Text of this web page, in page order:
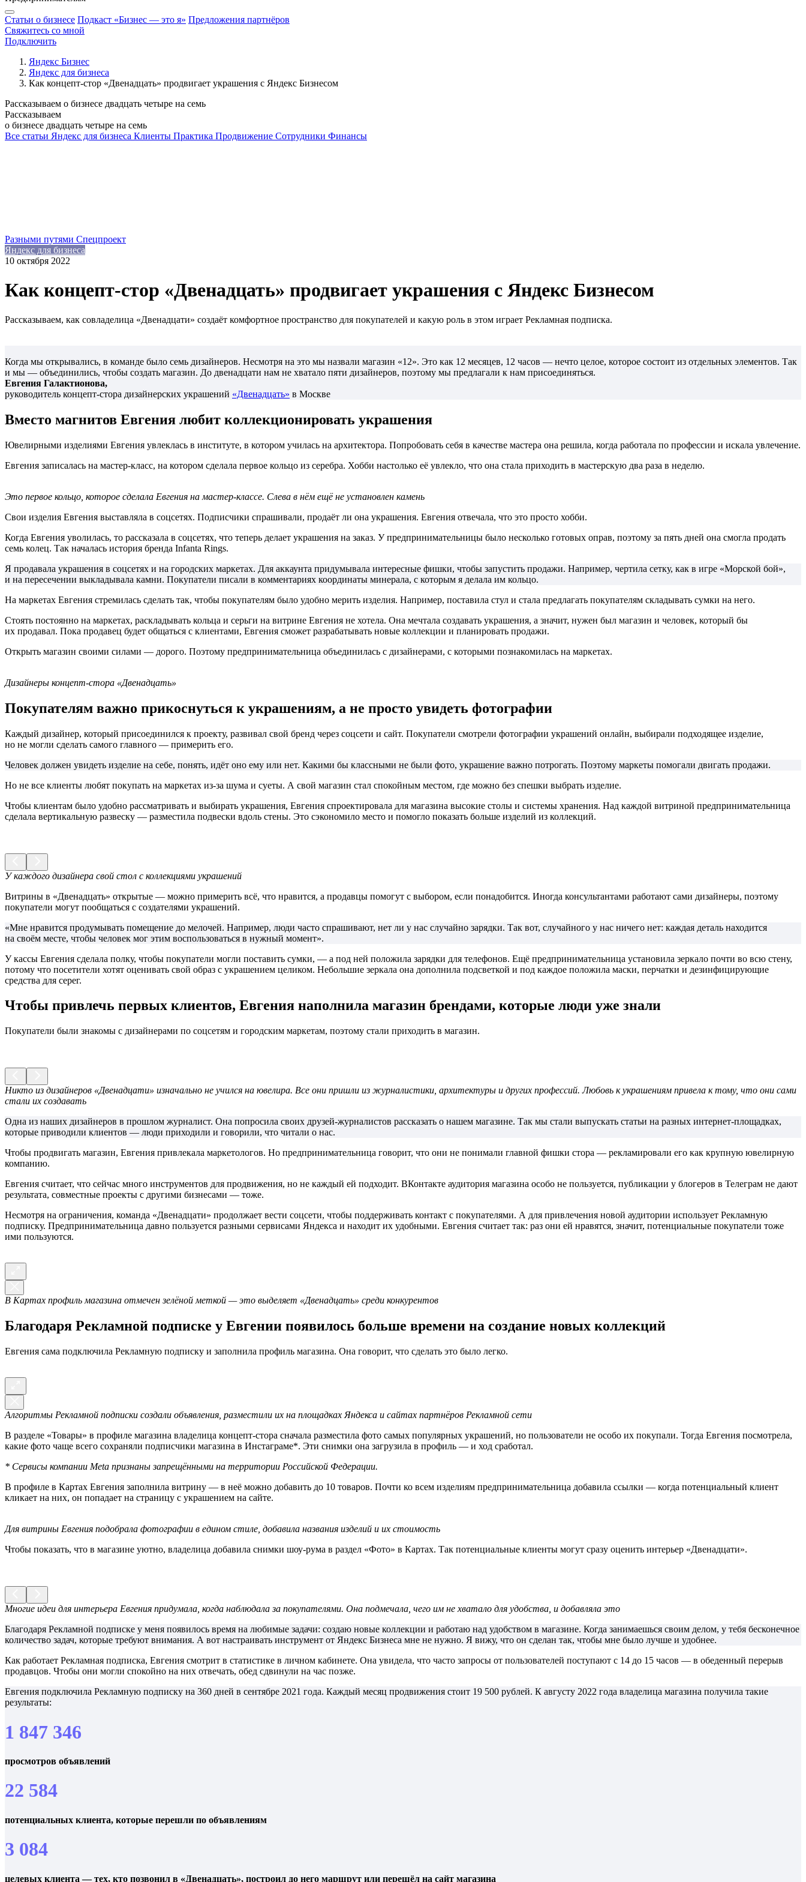
Статьи о бизнесе Подкаст «Бизнес — это я» Предложения партнёров
Свяжитесь со мной
Подключить
Яндекс Бизнес
Яндекс для бизнеса
Как концепт-стор «Двенадцать» продвигает украшения с Яндекс Бизнесом
Рассказываем о бизнесе двадцать четыре на семь
Рассказываем
о бизнесе двадцать четыре на семь
Все статьи Яндекс для бизнеса Клиенты Практика Продвижение Сотрудники Финансы
Разными путями Спецпроект
Яндекс для бизнеса
10 октября 2022
Как концепт-стор «Двенадцать» продвигает украшения с Яндекс Бизнесом
Рассказываем, как совладелица «Двенадцати» создаёт комфортное пространство для покупателей и какую роль в этом играет Рекламная подписка.
Когда мы открывались, в команде было семь дизайнеров. Несмотря на это мы назвали магазин «12». Это как 12 месяцев, 12 часов — нечто целое, которое состоит из отдельных элементов. Так
и мы — объединились, чтобы создать магазин. До двенадцати нам не хватало пяти дизайнеров, поэтому мы предлагали к нам присоединяться.
Евгения Галактионова,
руководитель концепт-стора дизайнерских украшений «Двенадцать» в Москве
Вместо магнитов Евгения любит коллекционировать украшения
Ювелирными изделиями Евгения увлеклась в институте, в котором училась на архитектора. Попробовать себя в качестве мастера она решила, когда работала по профессии и искала увлечение.
Евгения записалась на мастер-класс, на котором сделала первое кольцо из серебра. Хобби настолько её увлекло, что она стала приходить в мастерскую два раза в неделю.
Это первое кольцо, которое сделала Евгения на мастер-классе. Слева в нём ещё не установлен камень
Свои изделия Евгения выставляла в соцсетях. Подписчики спрашивали, продаёт ли она украшения. Евгения отвечала, что это просто хобби.
Когда Евгения уволилась, то рассказала в соцсетях, что теперь делает украшения на заказ. У предпринимательницы было несколько готовых оправ, поэтому за пять дней она смогла продать
семь колец. Так началась история бренда Infanta Rings.
Я продавала украшения в соцсетях и на городских маркетах. Для аккаунта придумывала интересные фишки, чтобы запустить продажи. Например, чертила сетку, как в игре «Морской бой»,
и на пересечении выкладывала камни. Покупатели писали в комментариях координаты минерала, с которым я делала им кольцо.
На маркетах Евгения стремилась сделать так, чтобы покупателям было удобно мерить изделия. Например, поставила стул и стала предлагать покупателям складывать сумки на него.
Стоять постоянно на маркетах, раскладывать кольца и серьги на витрине Евгения не хотела. Она мечтала создавать украшения, а значит, нужен был магазин и человек, который бы
их продавал. Пока продавец будет общаться с клиентами, Евгения сможет разрабатывать новые коллекции и планировать продажи.
Открыть магазин своими силами — дорого. Поэтому предпринимательница объединилась с дизайнерами, с которыми познакомилась на маркетах.
Дизайнеры концепт-стора «Двенадцать»
Покупателям важно прикоснуться к украшениям, а не просто увидеть фотографии
Каждый дизайнер, который присоединился к проекту, развивал свой бренд через соцсети и сайт. Покупатели смотрели фотографии украшений онлайн, выбирали подходящее изделие,
но не могли сделать самого главного — примерить его.
Человек должен увидеть изделие на себе, понять, идёт оно ему или нет. Какими бы классными не были фото, украшение важно потрогать. Поэтому маркеты помогали двигать продажи.
Но не все клиенты любят покупать на маркетах из-за шума и суеты. А свой магазин стал спокойным местом, где можно без спешки выбрать изделие.
Чтобы клиентам было удобно рассматривать и выбирать украшения, Евгения спроектировала для магазина высокие столы и системы хранения. Над каждой витриной предпринимательница
сделала вертикальную развеску — разместила подвески вдоль стены. Это сэкономило место и помогло показать больше изделий из коллекций.
У каждого дизайнера свой стол с коллекциями украшений
Витрины в «Двенадцать» открытые — можно примерить всё, что нравится, а продавцы помогут с выбором, если понадобится. Иногда консультантами работают сами дизайнеры, поэтому
покупатели могут пообщаться с создателями украшений.
«Мне нравится продумывать помещение до мелочей. Например, люди часто спрашивают, нет ли у нас случайно зарядки. Так вот, случайного у нас ничего нет: каждая деталь находится
на своём месте, чтобы человек мог этим воспользоваться в нужный момент».
У кассы Евгения сделала полку, чтобы покупатели могли поставить сумки, — а под ней положила зарядки для телефонов. Ещё предпринимательница установила зеркало почти во всю стену,
потому что посетители хотят оценивать свой образ с украшением целиком. Небольшие зеркала она дополнила подсветкой и под каждое положила маски, перчатки и дезинфицирующие
средства для серег.
Чтобы привлечь первых клиентов, Евгения наполнила магазин брендами, которые люди уже знали
Покупатели были знакомы с дизайнерами по соцсетям и городским маркетам, поэтому стали приходить в магазин.
Никто из дизайнеров «Двенадцати» изначально не учился на ювелира. Все они пришли из журналистики, архитектуры и других профессий. Любовь к украшениям привела к тому, что они сами
стали их создавать
Одна из наших дизайнеров в прошлом журналист. Она попросила своих друзей-журналистов рассказать о нашем магазине. Так мы стали выпускать статьи на разных интернет-площадках,
которые приводили клиентов — люди приходили и говорили, что читали о нас.
Чтобы продвигать магазин, Евгения привлекала маркетологов. Но предпринимательница говорит, что они не понимали главной фишки стора — рекламировали его как крупную ювелирную
компанию.
Евгения считает, что сейчас много инструментов для продвижения, но не каждый ей подходит. ВКонтакте аудитория магазина особо не пользуется, публикации у блогеров в Телеграм не дают
результата, совместные проекты с другими бизнесами — тоже.
Несмотря на ограничения, команда «Двенадцати» продолжает вести соцсети, чтобы поддерживать контакт с покупателями. А для привлечения новой аудитории использует Рекламную
подписку. Предпринимательница давно пользуется разными сервисами Яндекса и находит их удобными. Евгения считает так: раз они ей нравятся, значит, потенциальные покупатели тоже
ими пользуются.
В Картах профиль магазина отмечен зелёной меткой — это выделяет «Двенадцать» среди конкурентов
Благодаря Рекламной подписке у Евгении появилось больше времени на создание новых коллекций
Евгения сама подключила Рекламную подписку и заполнила профиль магазина. Она говорит, что сделать это было легко.
Алгоритмы Рекламной подписки создали объявления, разместили их на площадках Яндекса и сайтах партнёров Рекламной сети
В разделе «Товары» в профиле магазина владелица концепт-стора сначала разместила фото самых популярных украшений, но пользователи не особо их покупали. Тогда Евгения посмотрела,
какие фото чаще всего сохраняли подписчики магазина в Инстаграме*. Эти снимки она загрузила в профиль — и ход сработал.
* Сервисы компании Meta признаны запрещёнными на территории Российской Федерации.
В профиле в Картах Евгения заполнила витрину — в неё можно добавить до 10 товаров. Почти ко всем изделиям предпринимательница добавила ссылки — когда потенциальный клиент
кликает на них, он попадает на страницу с украшением на сайте.
Для витрины Евгения подобрала фотографии в едином стиле, добавила названия изделий и их стоимость
Чтобы показать, что в магазине уютно, владелица добавила снимки шоу-рума в раздел «Фото» в Картах. Так потенциальные клиенты могут сразу оценить интерьер «Двенадцати».
Многие идеи для интерьера Евгения придумала, когда наблюдала за покупателями. Она подмечала, чего им не хватало для удобства, и добавляла это
Благодаря Рекламной подписке у меня появилось время на любимые задачи: создаю новые коллекции и работаю над удобством в магазине. Когда занимаешься своим делом, у тебя бесконечное
количество задач, которые требуют внимания. А вот настраивать инструмент от Яндекс Бизнеса мне не нужно. Я вижу, что он сделан так, чтобы мне было лучше и удобнее.
Как работает Рекламная подписка, Евгения смотрит в статистике в личном кабинете. Она увидела, что часто запросы от пользователей поступают с 14 до 15 часов — в обеденный перерыв
продавцов. Чтобы они могли спокойно на них отвечать, обед сдвинули на час позже.
Евгения подключила Рекламную подписку на 360 дней в сентябре 2021 года. Каждый месяц продвижения стоит 19 500 рублей. К августу 2022 года владелица магазина получила такие
результаты:
1 847 346
просмотров объявлений
22 584
потенциальных клиента, которые перешли по объявлениям
3 084
целевых клиента — тех, кто позвонил в «Двенадцать», построил до него маршрут или перешёл на сайт магазина